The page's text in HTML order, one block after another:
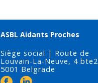
ASBL Aidants Proches
Siège social | Route de
Louvain-La-Neuve, 4 bte2
5001 Belgrade